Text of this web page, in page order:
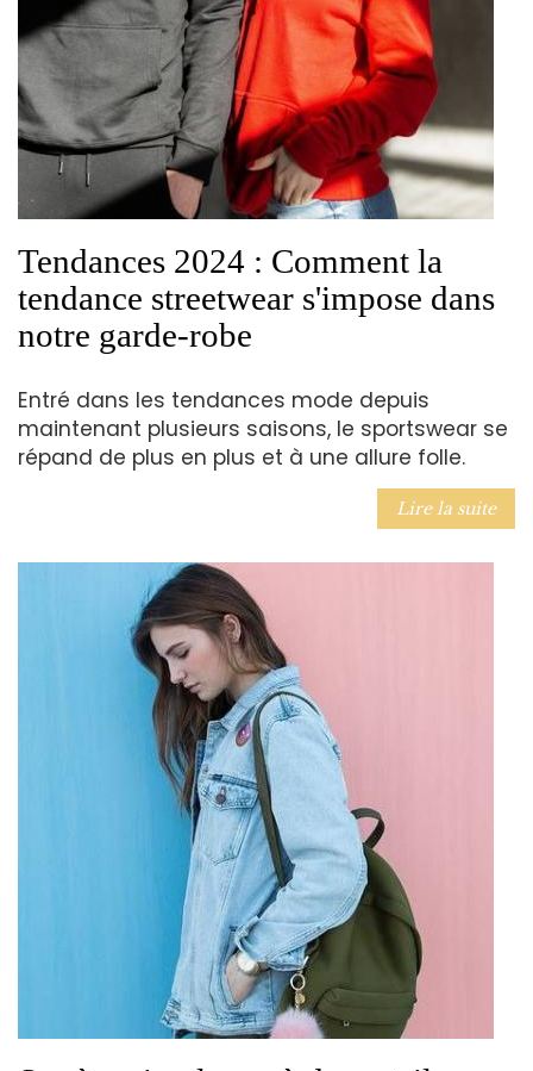
Tendances 2024 : Comment la
tendance streetwear s'impose dans
notre garde-robe
Entré dans les tendances mode depuis
maintenant plusieurs saisons, le sportswear se
répand de plus en plus et à une allure folle.
Lire la suite